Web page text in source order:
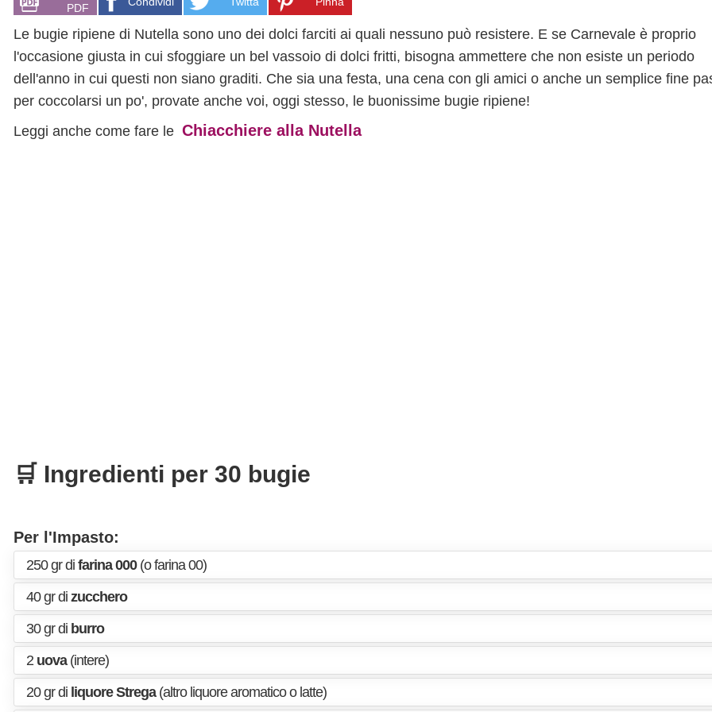
PDF
Le bugie ripiene di Nutella sono uno dei dolci farciti ai quali nessuno può resistere. E se Carnevale è proprio
l'occasione giusta in cui sfoggiare un bel vassoio di dolci fritti, bisogna ammettere che non esiste un periodo
dell'anno in cui questi non siano graditi. Che sia una festa, una cena con gli amici o anche un semplice fine
per coccolarsi un po', provate anche voi, oggi stesso, le buonissime bugie ripiene!
Leggi anche come fare le Chiacchiere alla Nutella
🛒 Ingredienti per 30 bugie
Per l'Impasto:
250 gr di farina 000(o farina 00)
40 gr di zucchero
30 gr di burro
2 uova(intere)
20 gr di liquore Strega(altro liquore aromatico o latte)